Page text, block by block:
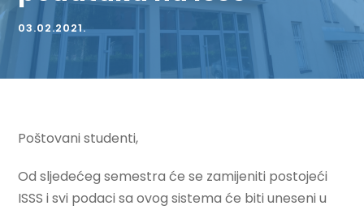
03.02.2021.
Poštovani studenti,
Od sljedećeg semestra će se zamijeniti postojeći
ISSS i svi podaci sa ovog sistema će biti uneseni u